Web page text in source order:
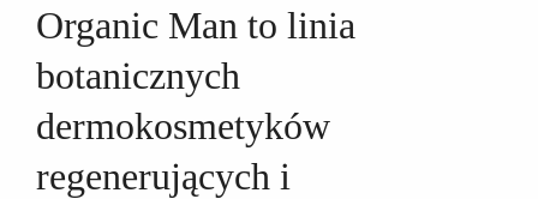
Organic Man to linia
botanicznych
dermokosmetyków
regenerujących i